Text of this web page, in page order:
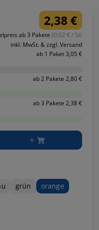
2,38 €
ab 3 Pakete (0.02 € / St)
inkl. MwSt. & zzgl. Versand
ab 1 Paket 3,05 €
ab 2 Pakete 2,80 €
ab 3 Pakete 2,38 €
grün
orange